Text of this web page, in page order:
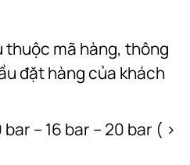
thuộc mã hàng, thông
đặt hàng của khách
– 16 bar – 20 bar ( >